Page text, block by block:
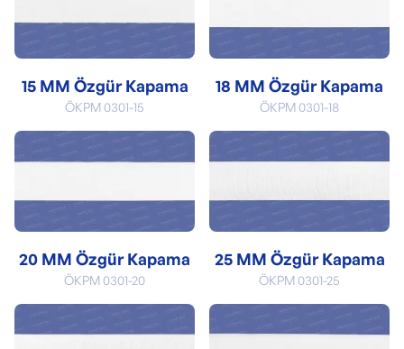
15 MM Özgür Kapama
ÖKPM 0301-15
18 MM Özgür Kapama
ÖKPM 0301-18
20 MM Özgür Kapama
ÖKPM 0301-20
25 MM Özgür Kapama
ÖKPM 0301-25